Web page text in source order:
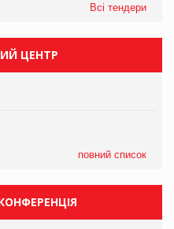
Всі тендери
ЦЕНТР
повний список